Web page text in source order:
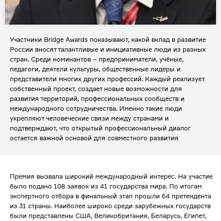
Участники Bridge Awards показывают, какой вклад в развитие
России вносят талантливые и инициативные люди из разных
стран. Среди номинантов – предприниматели, учёные,
педагоги, деятели культуры, общественные лидеры и
представители многих других профессий. Каждый реализует
собственный проект, создает новые возможности для
развития территорий, профессиональных сообществ и
международного сотрудничества. Именно такие люди
укрепляют человеческие связи между странами и
подтверждают, что открытый профессиональный диалог
остается важной основой для совместного развития
Премия вызвала широкий международный интерес. На участие
было подано 108 заявок из 41 государства мира. По итогам
экспертного отбора в финальный этап прошли 64 претендента
из 31 страны. Наиболее широко среди зарубежных государств
были представлены США, Великобритания, Беларусь, Египет,